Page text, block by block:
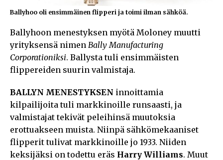
Ballyhoo oli ensimmäinen flipperi ja toimi ilman sähköä.
Ballyhoon menestyksen myötä Moloney muutti
yrityksensä nimen Bally Manufacturing
Corporationiksi. Ballysta tuli ensimmäisten
flippereiden suurin valmistaja.
BALLYN MENESTYKSEN innoittamia
kilpailijoita tuli markkinoille runsaasti, ja
valmistajat tekivät peleihinsä muutoksia
erottuakseen muista. Niinpä sähkömekaaniset
flipperit tulivat markkinoille jo 1933. Niiden
keksijäksi on todettu eräs Harry Williams. Muut